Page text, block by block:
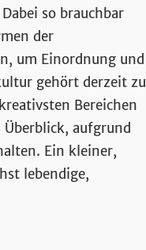
so brauchbar
der
um Einordnung und
gehört derzeit zu
Bereichen
aufgrund
Ein kleiner,
lebendige,